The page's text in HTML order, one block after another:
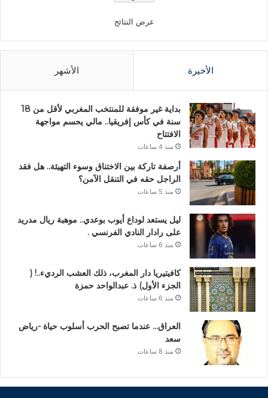
عرض النتائج
الأخيرة الأشهر
بداية غير موفقة للمنتخب المغربي لأقل من 18
سنة في كأس إفريقيا.. مالي يحسم مواجهة
الافتتاح
منذ 4 ساعات
أرصفة تاركة بين الاختناق وسوء التهيئة.. هل فقد
الراجل حقه في التنقل الآمن؟
منذ 5 ساعات
ليل يستعد لوداع أيوب بوعدي.. موهبة ريال مدريد
على رادار النادي الفرنسي .
منذ 6 ساعات
كافيتيريا دار المغرب، ذلك العشب الرديء..! (
الجزء الأول) ذ. عبدالواحد حمزة
منذ 6 ساعات
العراق… عندما تصبح الحرب أسلوب حياة -رياض
سعد
منذ 8 ساعات